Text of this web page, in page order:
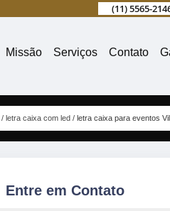
(11) 5565-
Missão Serviços Contato
letra caixa com led letra caixa para eventos
Entre em Contato